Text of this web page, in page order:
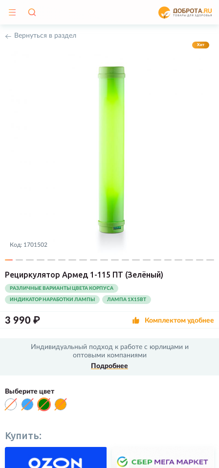
Вернуться в раздел
Хит
Код: 1701502
Рециркулятор Армед 1-115 ПТ (Зелёный)
РАЗЛИЧНЫЕ ВАРИАНТЫ ЦВЕТА КОРПУСА
ИНДИКАТОР НАРАБОТКИ ЛАМПЫ ЛАМПА 1Х15ВТ
3 990 ₽ Комплектом удобнее
Индивидуальный подход к работе с юрлицами и
оптовыми компаниями
Подробнее
Выберите цвет
Купить: